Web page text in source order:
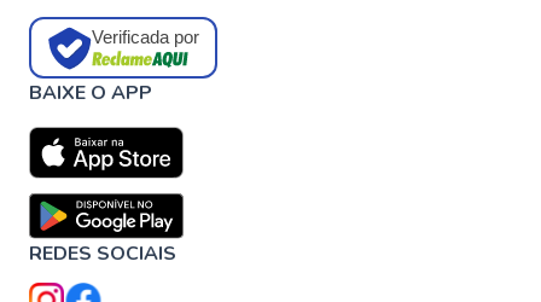
Verificada por
BAIXE O APP
REDES SOCIAIS